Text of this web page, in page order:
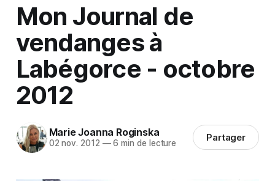
Mon Journal de
vendanges à
Labégorce - octobre
2012
Marie Joanna Roginska
02 nov. 2012 —6 min de lecture Partager